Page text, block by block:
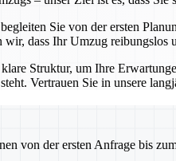
Sie von der ersten
wir, dass Ihr Umzug reibungslos
Struktur, um Ihre
Vertrauen Sie in unsere
von der ersten Anfrage bis